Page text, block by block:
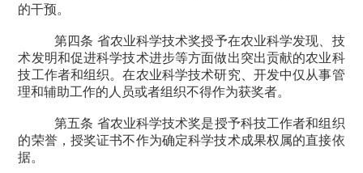
的干预。
第四条 省农业科学技术奖授予在农业科学发现、技
术发明和促进科学技术进步等方面做出突出贡献的农业科
技工作者和组织。在农业科学技术研究、开发中仅从事管
理和辅助工作的人员或者组织不得作为获奖者。
第五条 省农业科学技术奖是授予科技工作者和组织
的荣誉，授奖证书不作为确定科学技术成果权属的直接依
据。